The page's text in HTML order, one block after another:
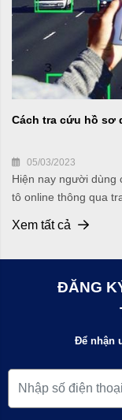
Cách tra cứu hồ sơ
05/03/2023
Hiện nay người dùng
tô online thông qua
Xem tất cả
ĐĂNG
Để nhận